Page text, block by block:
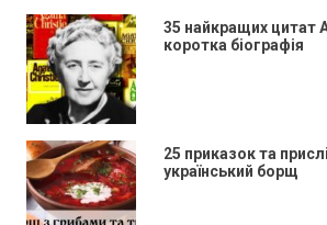
35 найкращих цитат
коротка біографія
25 приказок та
український борщ